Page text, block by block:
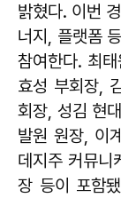
밝혔다. 이번
너지, 플랫폼
참여한다. 최
효성 부회장,
회장, 성김 현
발원 원장, 이
데지주 커뮤니
장 등이 포함